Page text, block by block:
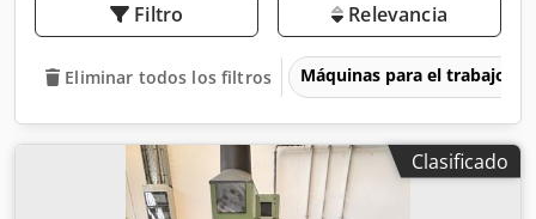
Filtro Relevancia
Eliminar todos los filtros Máquinas para el trabajo
Clasificado